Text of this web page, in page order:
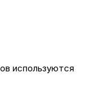
используются